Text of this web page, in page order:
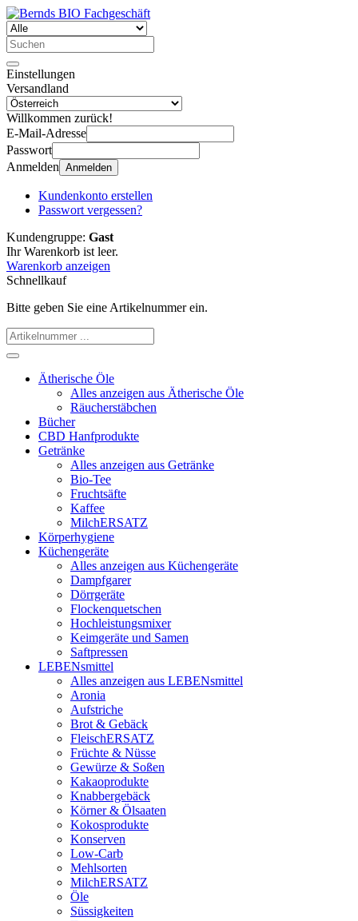
Einstellungen
Versandland
Willkommen zurück!
E-Mail-Adresse
Passwort
Anmelden Anmelden
Kundenkonto erstellen
Passwort vergessen?
Kundengruppe: Gast
Ihr Warenkorb ist leer.
Warenkorb anzeigen
Schnellkauf
Bitte geben Sie eine Artikelnummer ein.
Ätherische Öle
Alles anzeigen aus Ätherische Öle
Räucherstäbchen
Bücher
CBD Hanfprodukte
Getränke
Alles anzeigen aus Getränke
Bio-Tee
Fruchtsäfte
Kaffee
MilchERSATZ
Körperhygiene
Küchengeräte
Alles anzeigen aus Küchengeräte
Dampfgarer
Dörrgeräte
Flockenquetschen
Hochleistungsmixer
Keimgeräte und Samen
Saftpressen
LEBENsmittel
Alles anzeigen aus LEBENsmittel
Aronia
Aufstriche
Brot & Gebäck
FleischERSATZ
Früchte & Nüsse
Gewürze & Soßen
Kakaoprodukte
Knabbergebäck
Körner & Ölsaaten
Kokosprodukte
Konserven
Low-Carb
Mehlsorten
MilchERSATZ
Öle
Süssigkeiten